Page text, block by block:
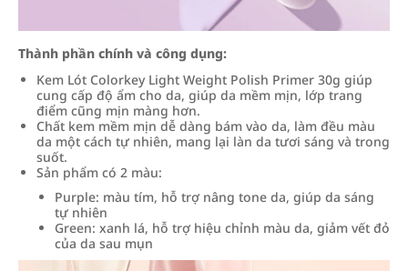
Thành phần chính và công dụng:
Kem Lót Colorkey Light Weight Polish Primer 30g giúp
cung cấp độ ẩm cho da, giúp da mềm mịn, lớp trang
điểm cũng mịn màng hơn.
Chất kem mềm mịn dễ dàng bám vào da, làm đều màu
da một cách tự nhiên, mang lại làn da tươi sáng và trong
suốt.
Sản phẩm có 2 màu:
Purple: màu tím, hỗ trợ nâng tone da, giúp da sáng
tự nhiên
Green: xanh lá, hỗ trợ hiệu chỉnh màu da, giảm vết đỏ
của da sau mụn